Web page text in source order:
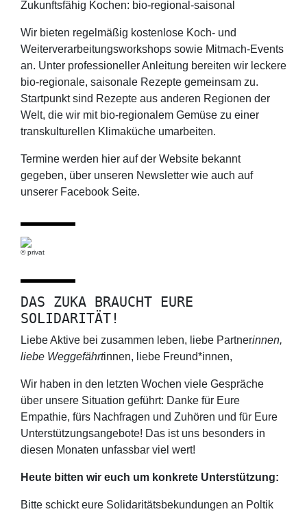
Zukunftsfähig Kochen: bio-regional-saisonal
Wir bieten regelmäßig kostenlose Koch- und
Weiterverarbeitungsworkshops sowie Mitmach-Events
an. Unter professioneller Anleitung bereiten wir leckere
bio-regionale, saisonale Rezepte gemeinsam zu.
Startpunkt sind Rezepte aus anderen Regionen der
Welt, die wir mit bio-regionalem Gemüse zu einer
transkulturellen Klimaküche umarbeiten.
Termine werden hier auf der Website bekannt
gegeben, über unseren Newsletter wie auch auf
unserer Facebook Seite.
© privat
DAS ZUKA BRAUCHT EURE
SOLIDARITÄT!
Liebe Aktive bei zusammen leben, liebe Partnerinnen,
liebe Weggefährtinnen, liebe Freund*innen,
Wir haben in den letzten Wochen viele Gespräche
über unsere Situation geführt: Danke für Eure
Empathie, fürs Nachfragen und Zuhören und für Eure
Unterstützungsangebote! Das ist uns besonders in
diesen Monaten unfassbar viel wert!
Heute bitten wir euch um konkrete Unterstützung:
Bitte schickt eure Solidaritätsbekundungen an Poltik